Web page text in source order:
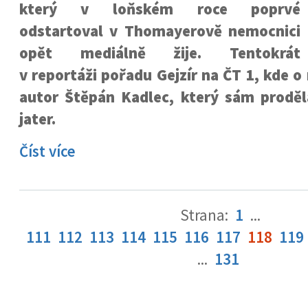
který v loňském roce poprvé
odstartoval v Thomayerově nemocnici
opět mediálně žije. Tentokrát
v reportáži pořadu Gejzír na ČT 1, kde
autor Štěpán Kadlec, který sám
jater.
Číst více
Strana: 1 ...
111 112 113 114 115 116 117 118 119
... 131